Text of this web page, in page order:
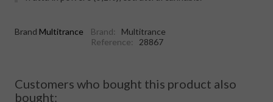
Brand Multitrance Brand:
Multitrance
Reference:
28867
Customers who bought this product also
bought: